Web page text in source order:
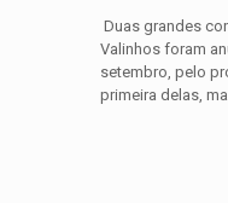
Duas grandes
Valinhos foram
setembro, pelo
primeira delas,